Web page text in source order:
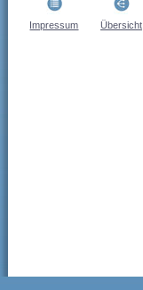
Impressum Übersicht